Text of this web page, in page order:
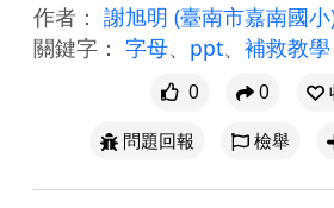
作者： 謝旭明 (臺南市嘉南國
關鍵字： 字母、 ppt、 補救教學
0 0
問題回報
檢舉